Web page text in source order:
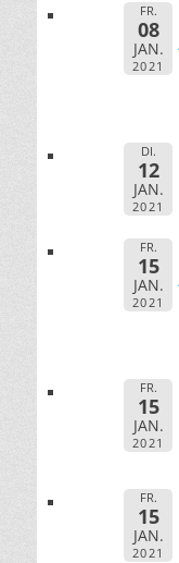
FR.
08
JAN.
2021
DI.
12
JAN.
2021
FR.
15
JAN.
2021
FR.
15
JAN.
2021
FR.
15
JAN.
2021